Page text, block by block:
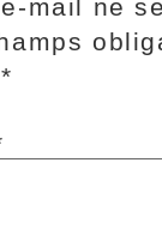
mail ne
*